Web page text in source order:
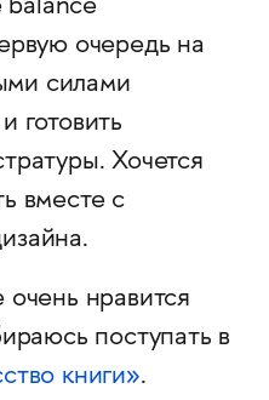
balance
очередь на
силами
готовить
Хочется
вместе с
нравится
поступать в
книги».